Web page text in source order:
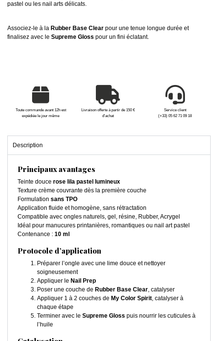
pastel ou les nail arts délicats.
Associez-le à la Rubber Base Clear pour une tenue longue durée et
finalisez avec le Supreme Gloss pour un fini éclatant.
Toute commande avant 12h est
expédiée le jour même
Livraison offerte à partir de 150 €
d'achat
Service client
(+33) 05 62 71 09 18
Description
Principaux avantages
Teinte douce rose lila pastel lumineux
Texture crème couvrante dès la première couche
Formulation sans TPO
Application fluide et homogène, sans rétractation
Compatible avec ongles naturels, gel, résine, Rubber, Acrygel
Idéal pour manucures printanières, romantiques ou nail art pastel
Contenance : 10 ml
Protocole d’application
Préparer l’ongle avec une lime douce et nettoyer
soigneusement
Appliquer le Nail Prep
Poser une couche de Rubber Base Clear, catalyser
Appliquer 1 à 2 couches de My Color Spirit, catalyser à
chaque étape
Terminer avec le Supreme Gloss puis nourrir les cuticules à
l’huile